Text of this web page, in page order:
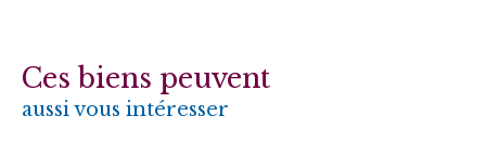
Ces biens peuvent
aussi vous intéresser